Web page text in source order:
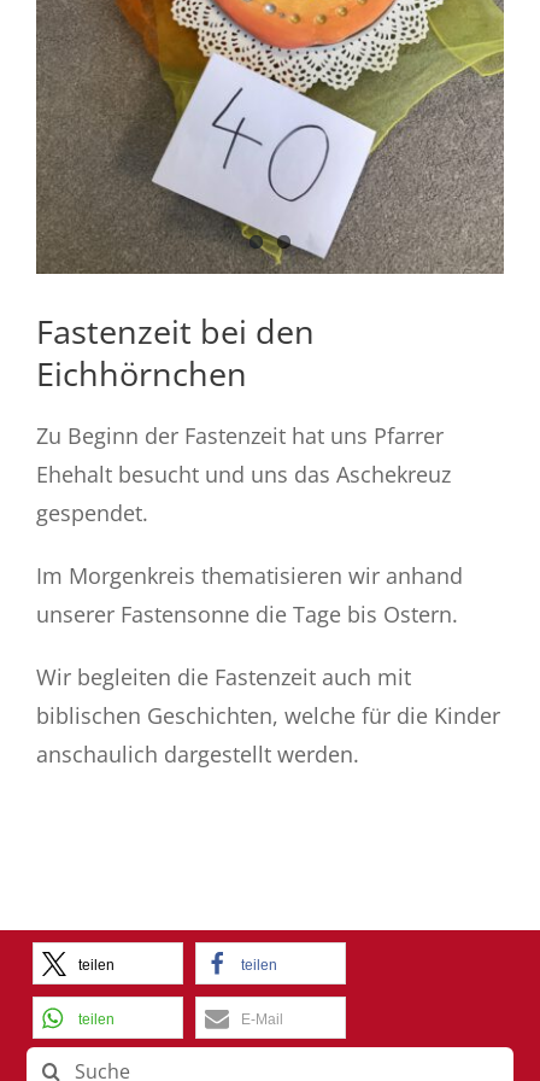
Fastenzeit bei den
Eichhörnchen
Zu Beginn der Fastenzeit hat uns Pfarrer
Ehehalt besucht und uns das Aschekreuz
gespendet.
Im Morgenkreis thematisieren wir anhand
unserer Fastensonne die Tage bis Ostern.
Wir begleiten die Fastenzeit auch mit
biblischen Geschichten, welche für die Kinder
anschaulich dargestellt werden.
teilen teilen
teilen E-Mail
Suche